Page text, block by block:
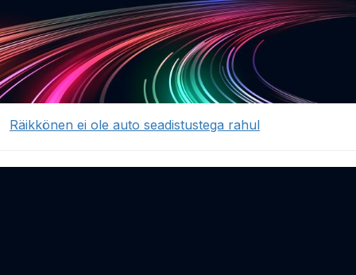
Räikkönen ei ole auto seadistustega rahul